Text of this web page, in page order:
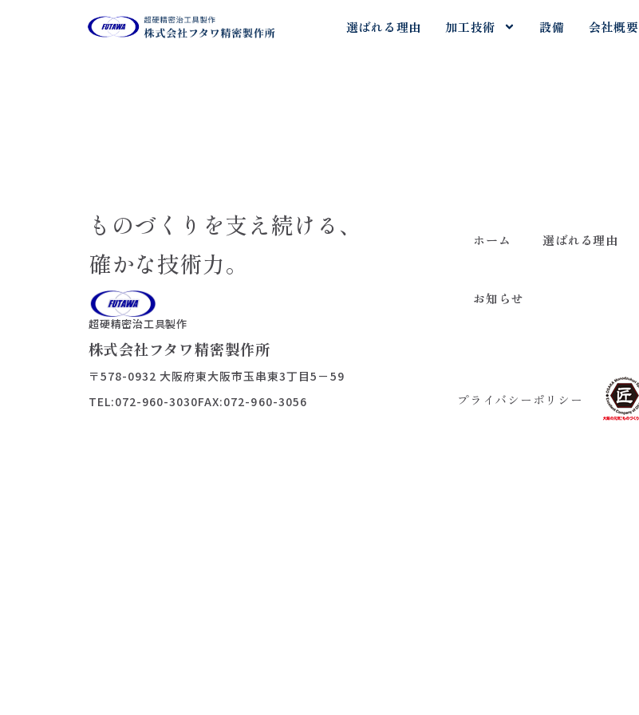
選ばれる理由 加工技術 設備 会社概要
ものづくりを支え続ける、
確かな技術力。
超硬精密治工具製作
株式会社フタワ精密製作所
〒578-0932 大阪府東大阪市玉串東3丁目5－59
TEL:072-960-3030FAX:072-960-3056
ホーム 選ばれる理由
お知らせ
プライバシーポリシー